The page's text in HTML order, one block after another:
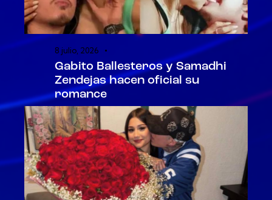
8 julio, 2026
Gabito Ballesteros y Samadhi
Zendejas hacen oficial su
romance